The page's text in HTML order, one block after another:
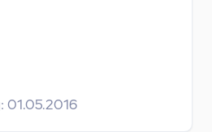
01.05.2016